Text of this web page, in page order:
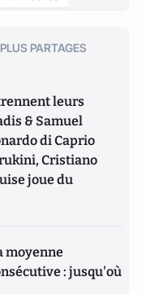
PLUS PARTAGES
leurs
& Samuel
di Caprio
Cristiano
joue du
moyenne
: jusqu'où